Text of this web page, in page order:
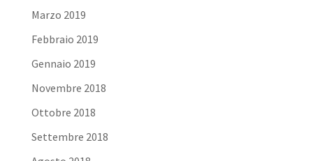
Marzo 2019
Febbraio 2019
Gennaio 2019
Novembre 2018
Ottobre 2018
Settembre 2018